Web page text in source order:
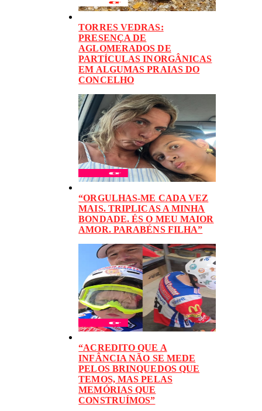
TORRES VEDRAS:
PRESENÇA DE
AGLOMERADOS DE
PARTÍCULAS INORGÂNICAS
EM ALGUMAS PRAIAS DO
CONCELHO
“ORGULHAS-ME CADA VEZ
MAIS. TRIPLICAS A MINHA
BONDADE. ÉS O MEU MAIOR
AMOR. PARABÉNS FILHA”
“ACREDITO QUE A
INFÂNCIA NÃO SE MEDE
PELOS BRINQUEDOS QUE
TEMOS, MAS PELAS
MEMÓRIAS QUE
CONSTRUÍMOS”